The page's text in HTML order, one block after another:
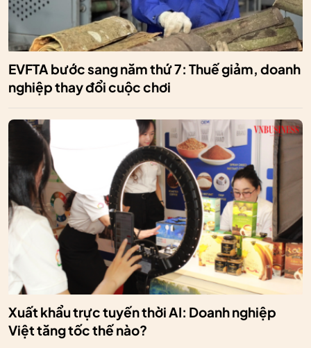
EVFTA bước sang năm thứ 7: Thuế giảm, doanh
nghiệp thay đổi cuộc chơi
Xuất khẩu trực tuyến thời AI: Doanh nghiệp
Việt tăng tốc thế nào?